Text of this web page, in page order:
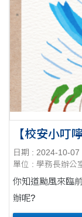
【校安小叮
日期 : 2024-10-07
單位 : 學務長辦公
你知道颱風來臨前應注意些
辦呢?